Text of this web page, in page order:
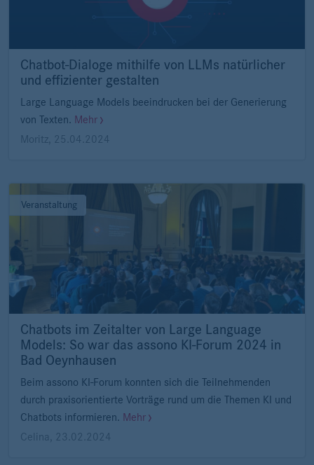
Chatbot-Dialoge mithilfe von LLMs natürlicher
und effizienter gestalten
Large Language Models beeindrucken bei der Generierung
von Texten. Mehr
Moritz, 25.04.2024
Veranstaltung
Chatbots im Zeitalter von Large Language
Models: So war das assono KI-Forum 2024 in
Bad Oeynhausen
Beim assono KI-Forum konnten sich die Teilnehmenden
durch praxisorientierte Vorträge rund um die Themen KI und
Chatbots informieren. Mehr
Celina
23.02.2024